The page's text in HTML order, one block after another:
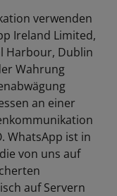
verwenden
Ireland Limited,
Harbour, Dublin
Wahrung
an einer
WhatsApp ist in
von uns auf
auf Servern